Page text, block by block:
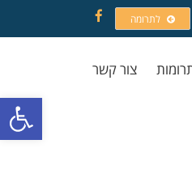
פתח
לתרומה
Facebook
צור קשר